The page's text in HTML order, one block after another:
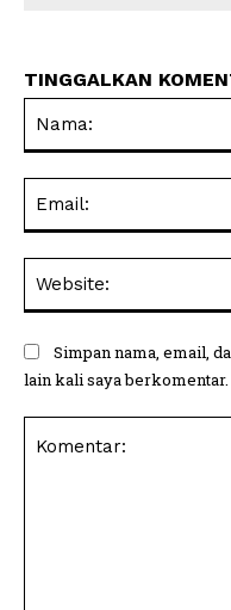
TINGGALKAN
Simpan nama, email,
lain kali saya berkomentar.